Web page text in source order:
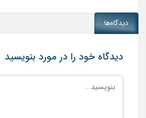
دیدگاه‌ها
دیدگاه خود را در مورد بنویسید